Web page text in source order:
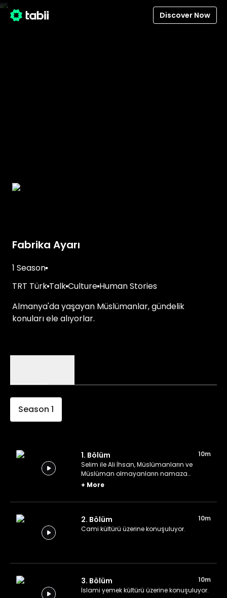
Discover Now
Fabrika Ayarı
1 Season
TRT Türk TalkCulture Human Stories
Almanya'da yaşayan Müslümanlar, gündelik
konuları ele alıyorlar.
Season 1
1. Bölüm
10m
Selim ile Ali İhsan, Müslümanların ve
Müslüman olmayanların namaza
bakışını değerlendiriyor.
+ More
2. Bölüm
10m
Cami kültürü üzerine konuşuluyor.
3. Bölüm
10m
İslami yemek kültürü üzerine konuşuluyor.